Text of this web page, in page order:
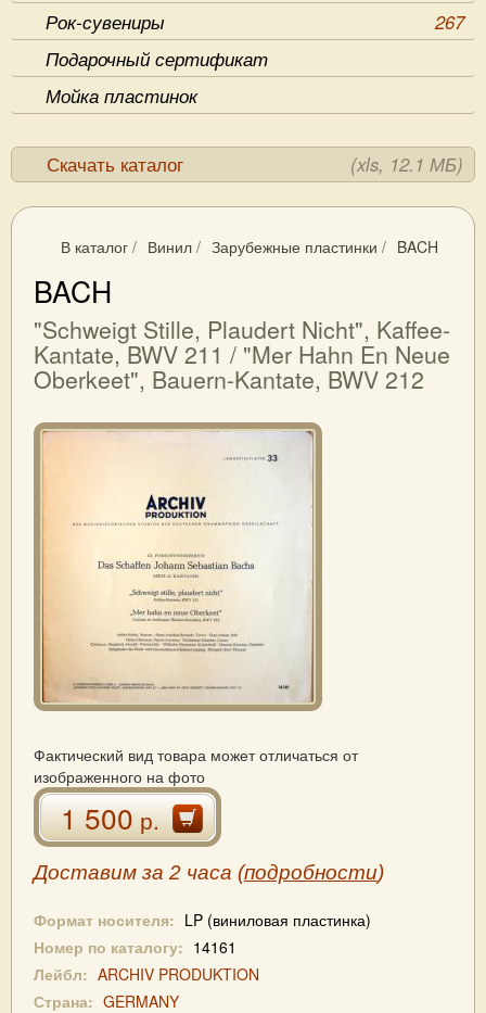
Рок-сувениры
267
Подарочный сертификат
Мойка пластинок
Скачать каталог (xls, 12.1 МБ)
В каталог / Винил / Зарубежные пластинки / BACH
BACH
"Schweigt Stille, Plaudert Nicht", Kaffee-
Kantate, BWV 211 / "Mer Hahn En Neue
Oberkeet", Bauern-Kantate, BWV 212
Фактический вид товара может отличаться от
изображенного на фото
1 500р.
Доставим за 2 часа (подробности)
Формат носителя: LP (виниловая пластинка)
Номер по каталогу: 14161
Лейбл: ARCHIV PRODUKTION
Страна: GERMANY